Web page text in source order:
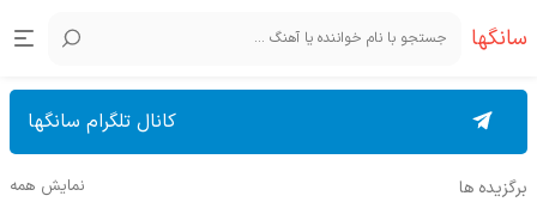
سانگها
کانال تلگرام سانگها
برگزیده ها نمایش همه